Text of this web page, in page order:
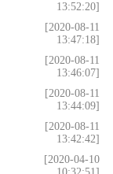
13:52:20]
[2020-08-11
13:47:18]
[2020-08-11
13:46:07]
[2020-08-11
13:44:09]
[2020-08-11
13:42:42]
[2020-04-10